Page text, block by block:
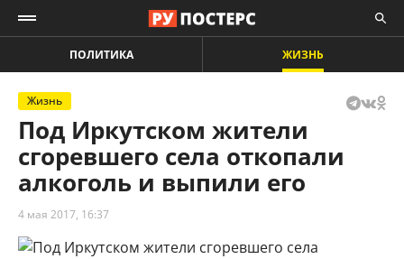
ПОЛИТИКА ЖИЗНЬ
Жизнь
Под Иркутском жители
сгоревшего села откопали
алкоголь и выпили его
4 мая 2017, 16:37